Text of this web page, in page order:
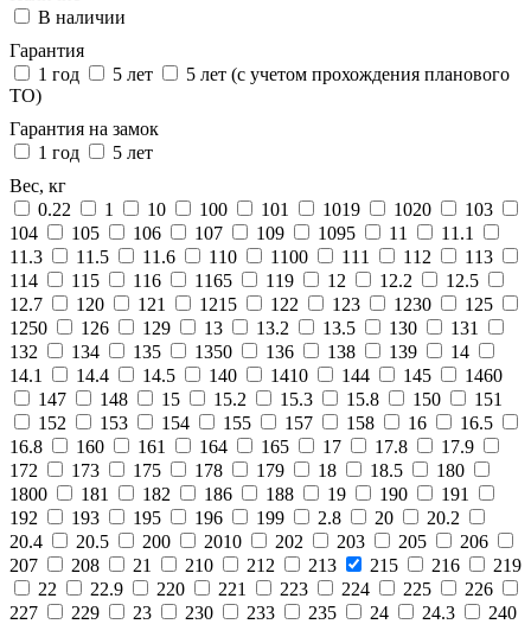
В наличии
Гарантия
1 год
5 лет
5 лет (с учетом прохождения планового
ТО)
Гарантия на замок
1 год
5 лет
Вес, кг
0.22
1 10 100 101 1019 1020
103
104
105 106 107 109 1095 11
11.1
11.3
11.5 11.6 110 1100 111 112
113
114
115 116 1165 119 12 12.2
12.5
12.7
120 121 1215 122 123 1230
125
1250
126 129 13 13.2 13.5 130
131
132
134 135 1350 136 138 139
14
14.1
14.4 14.5 140 1410 144 145
1460
147
148 15 15.2 15.3 15.8 150
151
152
153 154 155 157 158 16
16.5
16.8
160 161 164 165 17 17.8
17.9
172
173 175 178 179 18 18.5
180
1800
181 182 186 188 19 190
191
192
193 195 196 199 2.8 20
20.2
20.4
20.5 200 2010 202 203 205
206
207
208 21 210 212 213 215 216
219
22
22.9 220 221 223 224 225
226
227
229 23 230 233 235 24 24.3
240